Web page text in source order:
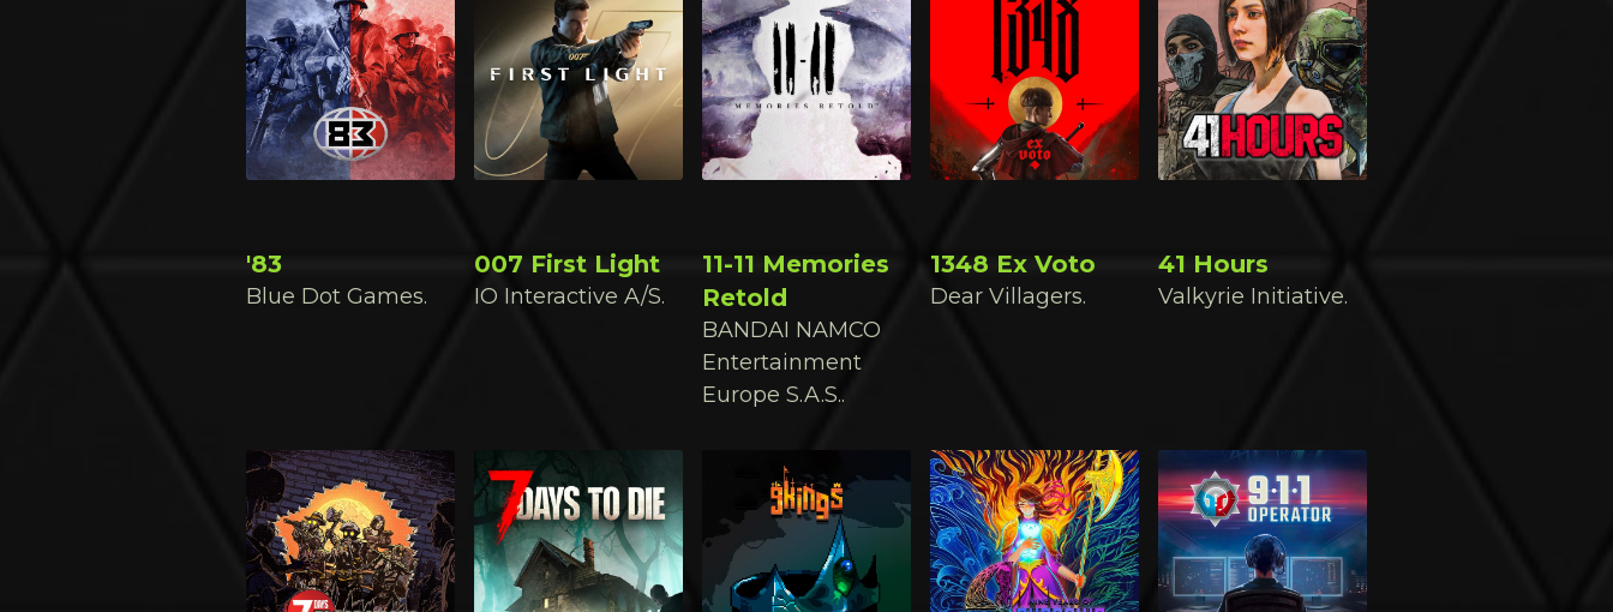
m
b
r
e
(
A
-
N
e
Z
-
A
)
'83
Blue Dot Games.
007 First Light
IO Interactive A/S.
11-11 Memories
Retold
BANDAI NAMCO
Entertainment
Europe S.A.S..
1348 Ex Voto
Dear Villagers.
41 Hours
Valkyrie Initiative.